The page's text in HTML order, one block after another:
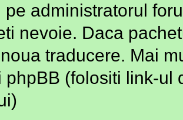
pe administratorul
nevoie. Daca
traducere. Mai
phpBB (folositi link-ul